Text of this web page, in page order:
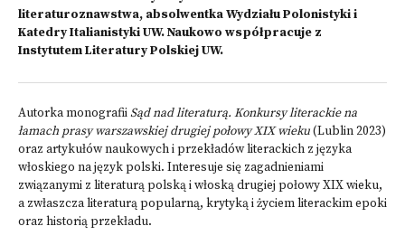
literaturoznawstwa, absolwentka Wydziału Polonistyki i
Katedry Italianistyki UW. Naukowo współpracuje z
Instytutem Literatury Polskiej UW.
Autorka monografiiSąd nad literaturą. Konkursy literackie na
łamach prasy warszawskiej drugiej połowy XIX wieku(Lublin 2023)
oraz artykułów naukowych i przekładów literackich z języka
włoskiego na język polski. Interesuje się zagadnieniami
związanymi z literaturą polską i włoską drugiej połowy XIX wieku,
a zwłaszcza literaturą popularną, krytyką i życiem literackim epoki
oraz historią przekładu.